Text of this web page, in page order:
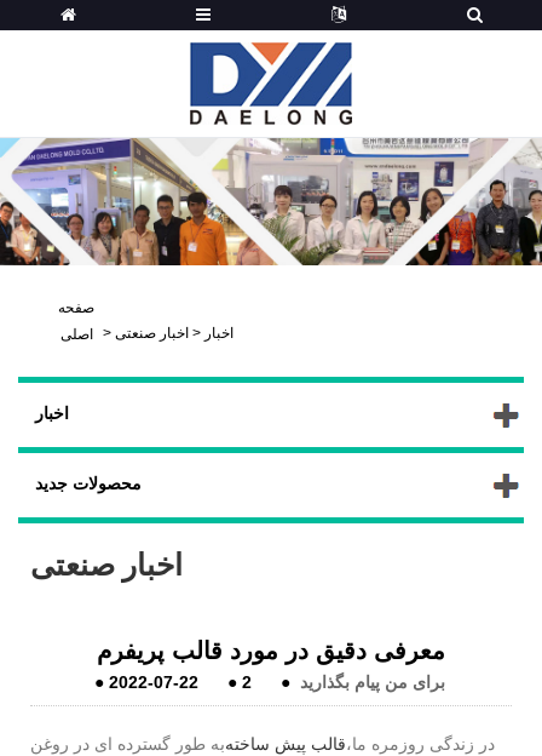
صفحه
اصلی
> اخبار > اخبار صنعتی
اخبار
محصولات جدید
اخبار صنعتی
معرفی دقیق در مورد قالب پریفرم
●2022-07-22 ●2 ● برای من پیام بگذارید
در زندگی روزمره ما،قالب پیش ساختهبه طور گسترده ای در روغن